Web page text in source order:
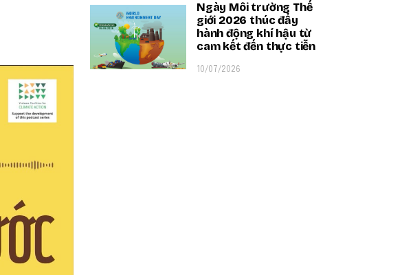
Ngày Môi trường Thế
giới 2026 thúc đẩy
hành động khí hậu từ
cam kết đến thực tiễn
10/07/2026